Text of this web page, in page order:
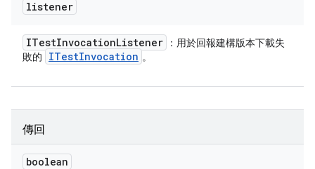
listener
ITestInvocationListener
：用於回報建構版本下載失
敗的
ITestInvocation 。
傳回
boolean